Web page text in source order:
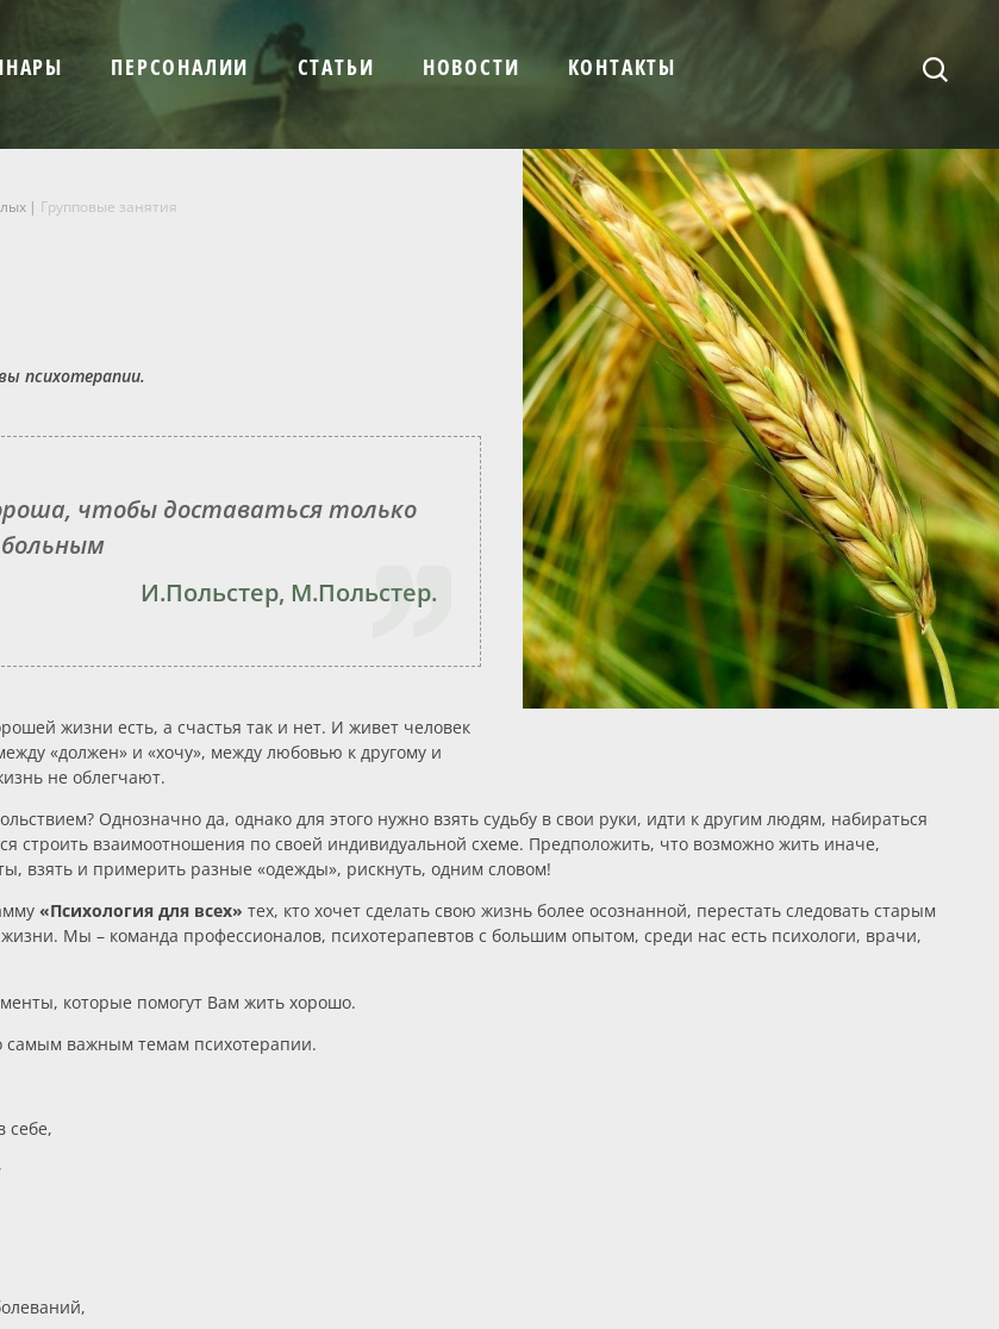
ПЕРСОНАЛИИ СТАТЬИ НОВОСТИ КОНТАКТЫ
Групповые занятия
психотерапии.
чтобы доставаться только
больным
И.Польстер, М.Польстер.
жизни есть, а счастья так и нет. И живет человек
«должен» и «хочу», между любовью к другому и
не облегчают.
Однозначно да, однако для этого нужно взять судьбу в свои руки, идти к другим людям, набираться
строить взаимоотношения по своей индивидуальной схеме. Предположить, что возможно жить иначе,
взять и примерить разные «одежды», рискнуть, одним словом!
«Психология для всех» тех, кто хочет сделать свою жизнь более осознанной, перестать следовать старым
Мы – команда профессионалов, психотерапевтов с большим опытом, среди нас есть психологи, врачи,
которые помогут Вам жить хорошо.
важным темам психотерапии.
себе,